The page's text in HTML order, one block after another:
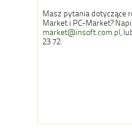
Masz pytania dotyczące
Market i PC-Market?
market@insoft.com.pl ,
23 72.